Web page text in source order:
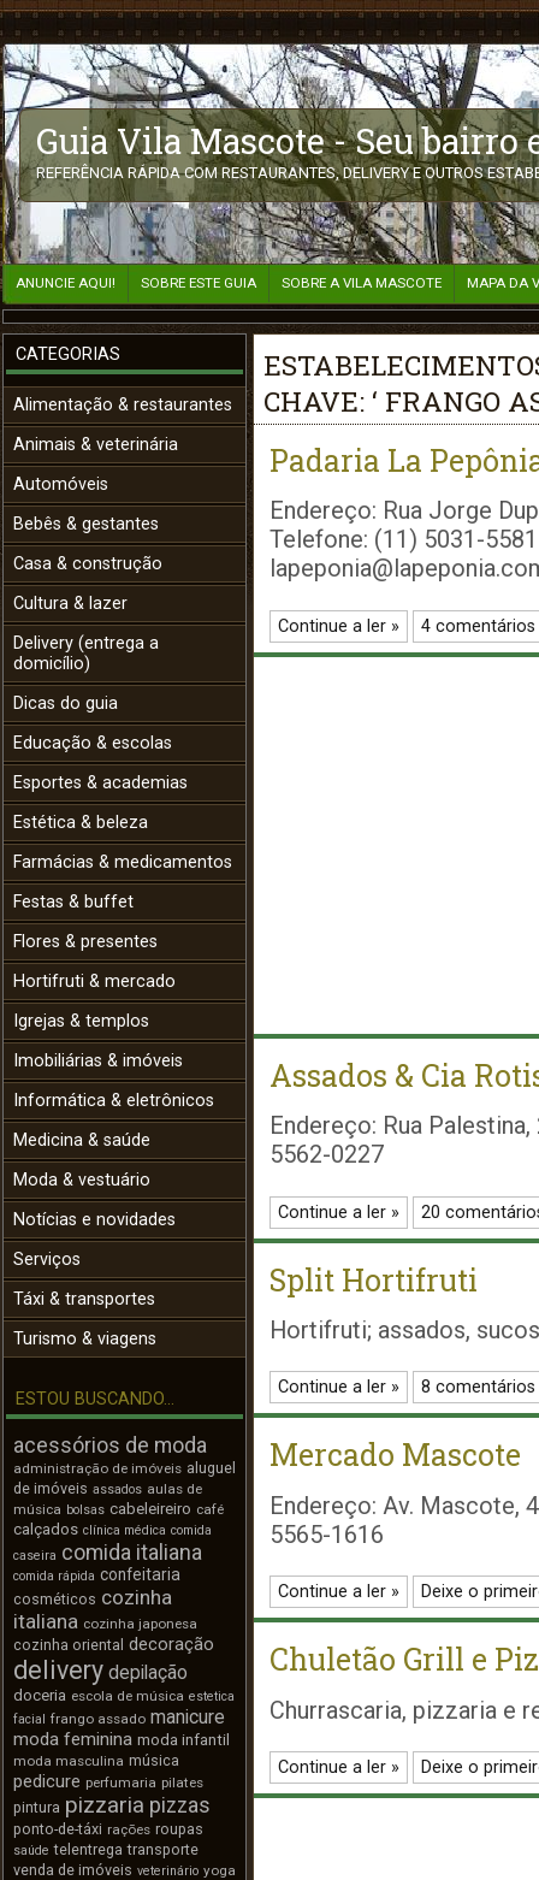
Guia Vila Mascote - Seu bairro
REFERÊNCIA RÁPIDA COM RESTAURANTES, DELIVERY E OUTROS
ANUNCIE AQUI! SOBRE ESTE GUIA SOBRE A VILA MASCOTE MAPA DA
CATEGORIAS
Alimentação & restaurantes
Animais & veterinária
Automóveis
Bebês & gestantes
Casa & construção
Cultura & lazer
Delivery (entrega a
domicílio)
Dicas do guia
Educação & escolas
Esportes & academias
Estética & beleza
Farmácias & medicamentos
Festas & buffet
Flores & presentes
Hortifruti & mercado
Igrejas & templos
Imobiliárias & imóveis
Informática & eletrônicos
Medicina & saúde
Moda & vestuário
Notícias e novidades
Serviços
Táxi & transportes
Turismo & viagens
ESTOU BUSCANDO...
acessórios de moda
administração de imóveis aluguel
de imóveis assados aulas de
música bolsas cabeleireiro café
calçados clínica médica comida
caseira comida italiana
comida rápida confeitaria
cosméticos cozinha
italiana cozinha japonesa
cozinha oriental decoração
delivery depilação
doceria escola de música estetica
facial frango assado manicure
moda feminina moda infantil
moda masculina música
pedicure perfumaria pilates
pintura pizzaria pizzas
ponto-de-táxi rações roupas
saúde telentrega transporte
venda de imóveis veterinário yoga
CHAVE: ‘ FRANGO
Padaria La
Endereço: Rua Jorge
Telefone: (11) 5031-
Continue a ler » 4 comentários
Assados & Cia
Endereço: Rua
5562-0227
Continue a ler » 20
Split Hortifruti
Hortifruti; assados,
Continue a ler » 8 comentários
Mercado Mascote
Endereço: Av. Mascote,
5565-1616
Continue a ler » Deixe o
Chuletão Grill e
Churrascaria, pizzaria e
Continue a ler » Deixe o